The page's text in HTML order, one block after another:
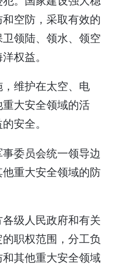
空防，采取有效的
领陆、领水、领空
权益。
维护在太空、电
大安全领域的活
安全。
委员会统一领导边
重大安全领域的防
级人民政府和有关
职权范围，分工负
其他重大安全领域